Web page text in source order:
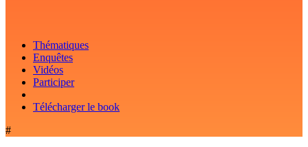
Thématiques
Enquêtes
Vidéos
Participer
Télécharger le book
#